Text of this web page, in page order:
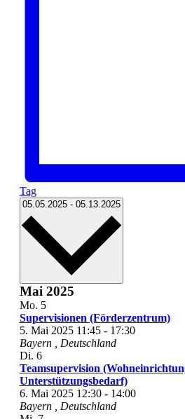
Tag
05.05.2025 - 05.13.2025 Datum
Mai 2025
Mo. 5
Supervisionen (Förderzentrum)
5. Mai 2025 11:45- 17:30
Bayern
, Deutschland
Di. 6
Teamsupervision
Unterstützungsbedarf)
6. Mai 2025 12:30- 14:00
Bayern
, Deutschland